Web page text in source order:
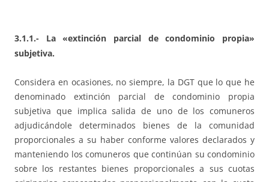
3.1.1.- La «extinción parcial de condominio propia»
subjetiva.
Considera en ocasiones, no siempre, la DGT que lo que he
denominado extinción parcial de condominio propia
subjetiva que implica salida de uno de los comuneros
adjudicándole determinados bienes de la comunidad
proporcionales a su haber conforme valores declarados y
manteniendo los comuneros que continúan su condominio
sobre los restantes bienes proporcionales a sus cuotas